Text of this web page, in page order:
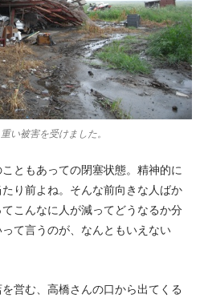
い被害を受けました。
こともあっての閉塞状態。精神的に
り前よね。そんな前向きな人ばか
こんなに人が減ってどうなるか分
て言うのが、なんともいえない
営む、高橋さんの口から出てくる